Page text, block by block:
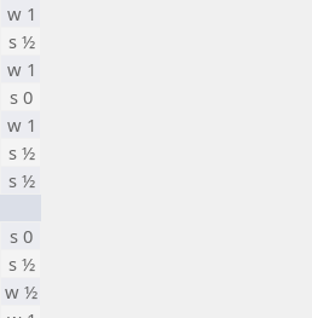
w 1
s ½
w 1
s 0
w 1
s ½
s ½
s 0
s ½
w ½